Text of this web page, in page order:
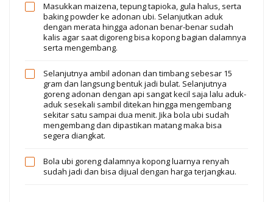
Masukkan maizena, tepung tapioka, gula halus, serta
baking powder ke adonan ubi. Selanjutkan aduk
dengan merata hingga adonan benar-benar sudah
kalis agar saat digoreng bisa kopong bagian dalamnya
serta mengembang.
Selanjutnya ambil adonan dan timbang sebesar 15
gram dan langsung bentuk jadi bulat. Selanjutnya
goreng adonan dengan api sangat kecil saja lalu aduk-
aduk sesekali sambil ditekan hingga mengembang
sekitar satu sampai dua menit. Jika bola ubi sudah
mengembang dan dipastikan matang maka bisa
segera diangkat.
Bola ubi goreng dalamnya kopong luarnya renyah
sudah jadi dan bisa dijual dengan harga terjangkau.